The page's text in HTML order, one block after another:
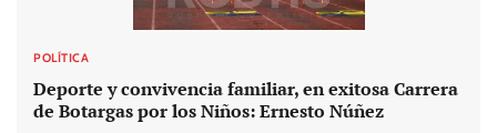
POLÍTICA
Deporte y convivencia familiar, en exitosa Carrera
de Botargas por los Niños: Ernesto Núñez